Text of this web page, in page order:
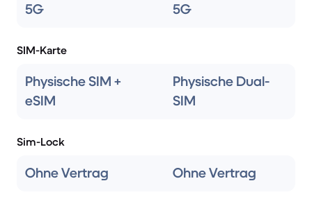
5G 5G
SIM-Karte
Physische SIM +
eSIM
Physische Dual-
SIM
Sim-Lock
Ohne Vertrag Ohne Vertrag